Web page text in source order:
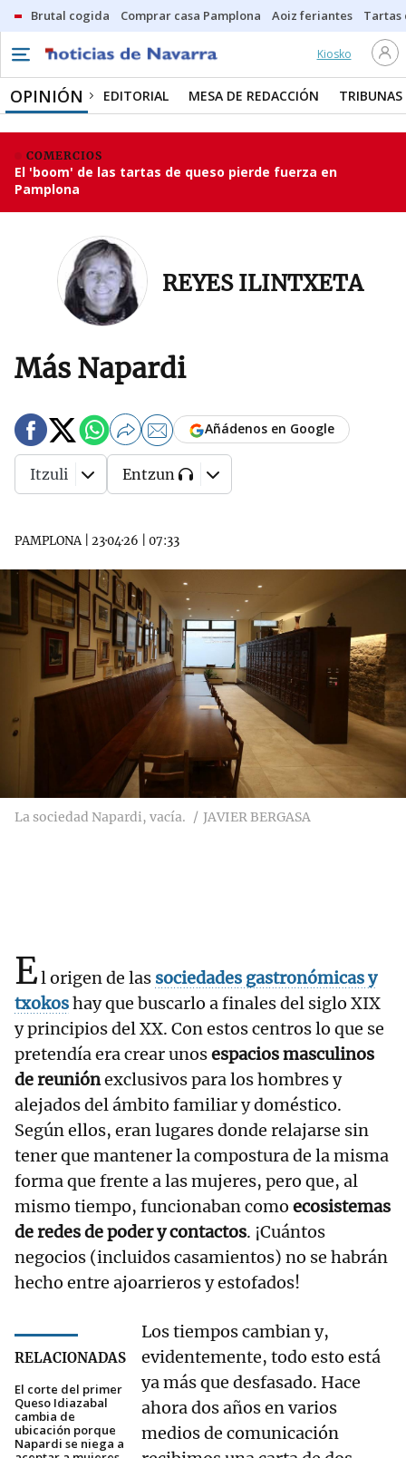
Brutal cogida Comprar casa Pamplona Aoiz feriantes Tartas
Kiosko
OPINIÓN EDITORIAL MESA DE REDACCIÓN TRIBUNAS
COMERCIOS
El 'boom' de las tartas de queso pierde fuerza en
Pamplona
REYES ILINTXETA
Más Napardi
PAMPLONA| 23·04·26 07:33
Añádenos en Google
Itzuli Entzun
La sociedad Napardi, vacía. JAVIER BERGASA
El origen de las sociedades gastronómicas y
txokoshay que buscarlo a finales del siglo XIX
y principios del XX. Con estos centros lo que se
pretendía era crear unosespacios masculinos
de reuniónexclusivos para los hombres y
alejados del ámbito familiar y doméstico.
Según ellos, eran lugares donde relajarse sin
tener que mantener la compostura de la misma
forma que frente a las mujeres, pero que, al
mismo tiempo, funcionaban como ecosistemas
de redes de poder y contactos. ¡Cuántos
negocios (incluidos casamientos) no se habrán
hecho entre ajoarrieros y estofados!
RELACIONADAS
El corte del primer
Queso Idiazabal
cambia de
ubicación porque
Napardi se niega a
Los tiempos cambian y,
evidentemente, todo esto está
ya más que desfasado. Hace
ahora dos años en varios
medios de comunicación